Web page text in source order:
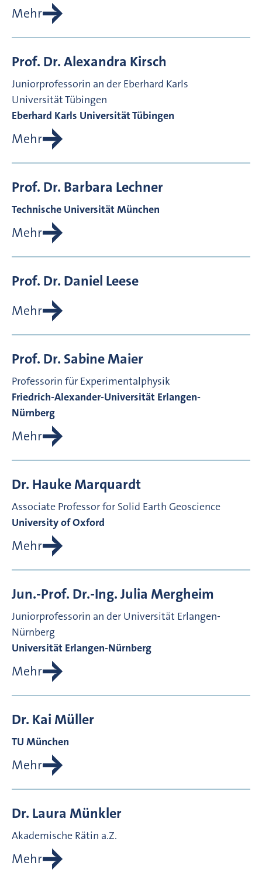
Mehr
Prof. Dr.Alexandra Kirsch
Juniorprofessorin an der Eberhard Karls
Universität Tübingen
Eberhard Karls Universität Tübingen
Mehr
Prof. Dr. Barbara Lechner
Technische Universität München
Mehr
Prof. Dr. Daniel Leese
Mehr
Prof. Dr. SabineMaier
Professorin für Experimentalphysik
Friedrich-Alexander-Universität Erlangen-
Nürnberg
Mehr
Dr. HaukeMarquardt
Associate Professor for Solid Earth Geoscience
University of Oxford
Mehr
Jun.-Prof. Dr.-Ing.Julia Mergheim
Juniorprofessorin an der Universität Erlangen-
Nürnberg
Universität Erlangen-Nürnberg
Mehr
Dr. KaiMüller
TU München
Mehr
Dr. Laura Münkler
Akademische Rätin a.Z.
Mehr